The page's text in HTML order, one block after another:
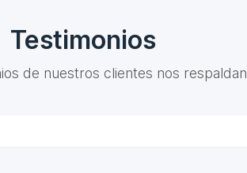
Testimonios
de nuestros clientes nos respaldan